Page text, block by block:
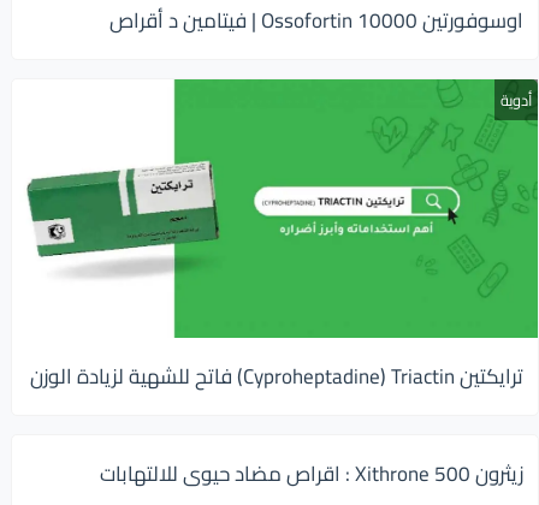
اوسوفورتين 10000 Ossofortin | فيتامين د أقراص
أدوية
ترايكتين Cyproheptadine) Triactin) فاتح للشهية لزيادة الوزن
زيثرون 500 Xithrone : اقراص مضاد حيوى للالتهابات